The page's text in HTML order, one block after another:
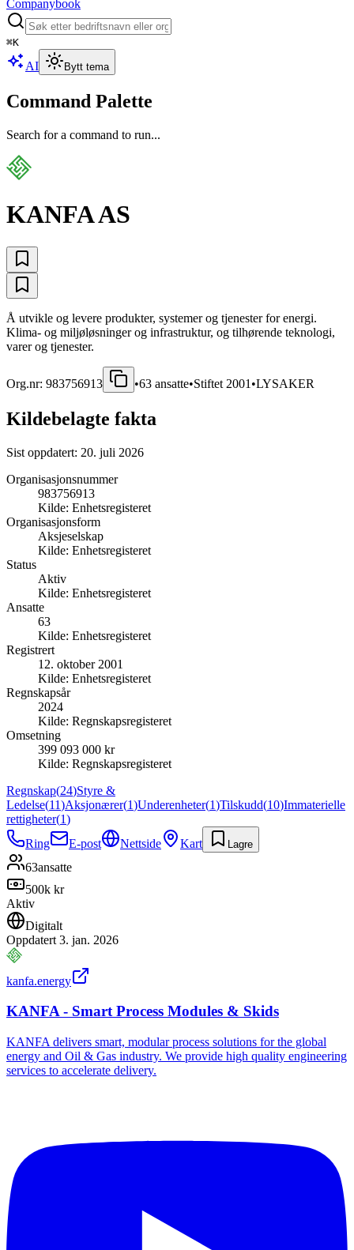
Companybook
⌘K
AI Bytt tema
Command Palette
Search for a command to run...
KANFA AS
Å utvikle og levere produkter, systemer og tjenester for energi.
Klima- og miljøløsninger og infrastruktur, og tilhørende teknologi,
varer og tjenester.
Org.nr: 983756913 •63 ansatte•Stiftet 2001 •LYSAKER
Kildebelagte fakta
Sist oppdatert: 20. juli 2026
Organisasjonsnummer
983756913
Kilde: Enhetsregisteret
Organisasjonsform
Aksjeselskap
Kilde: Enhetsregisteret
Status
Aktiv
Kilde: Enhetsregisteret
Ansatte
63
Kilde: Enhetsregisteret
Registrert
12. oktober 2001
Kilde: Enhetsregisteret
Regnskapsår
2024
Kilde: Regnskapsregisteret
Omsetning
399 093 000 kr
Kilde: Regnskapsregisteret
Regnskap(24)Styre &
Ledelse(11)Aksjonærer(1)Underenheter(1)Tilskudd(10)Immaterielle
rettigheter(1)
Ring
E-post Nettside Kart Lagre
63ansatte
500k kr
Aktiv
Digitalt
Oppdatert 3. jan. 2026
kanfa.energy
KANFA - Smart Process Modules & Skids
KANFA delivers smart, modular process solutions for the global
energy and Oil & Gas industry. We provide high quality engineering
services to accelerate delivery.